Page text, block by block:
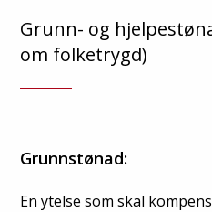
Grunn- og
om folketrygd)
Grunnstønad:
En ytelse som skal